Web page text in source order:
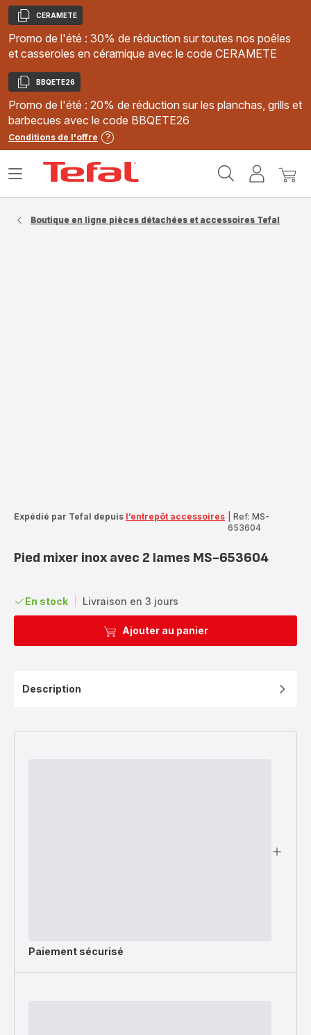
Copier
CERAMETE
Promo de l'été : 30% de réduction sur toutes nos poêles
et casseroles en céramique avec le code CERAMETE
Copier
BBQETE26
Promo de l'été : 20% de réduction sur les planchas, grills et
barbecues avec le code BBQETE26
Conditions de l'offre
MonMon
Ouvrir
Boutique en ligne pièces détachées et accessoires Tefal
Expédié par Tefal depuis l’entrepôt accessoires
Ref: MS-
653604
Pied mixer inox avec 2 lames MS-653604
En stock Livraison en 3 jours
Ajouter au panier
Description
Paiement sécurisé